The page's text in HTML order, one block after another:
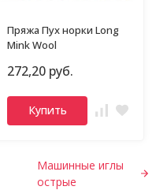
Пряжа Пух норки Long
Mink Wool
272,20 руб.
Купить
Машинные иглы
острые